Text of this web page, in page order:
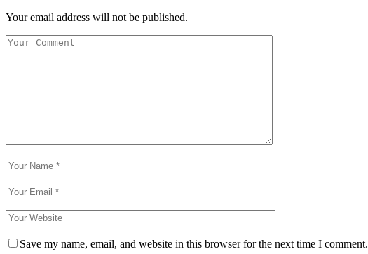
Your email address will not be published.
Save my name, email, and website in this browser for the next time I comment.